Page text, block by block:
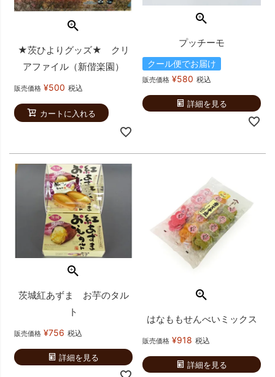
★茨ひよりグッズ★ クリ
アファイル（新偕楽園）
販売価格 ¥500 税込
カートに入れる
プッチーモ
クール便でお届け
販売価格 ¥580 税込
詳細を見る
茨城紅あずま お芋のタル
ト
販売価格 ¥756 税込
詳細を見る
はなももせんべいミックス
販売価格 ¥918 税込
詳細を見る